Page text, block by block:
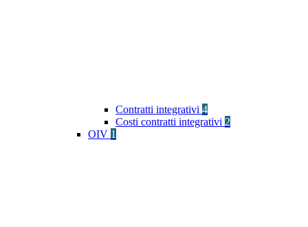
Contratti integrativi 4
Costi contratti integrativi 2
OIV 1